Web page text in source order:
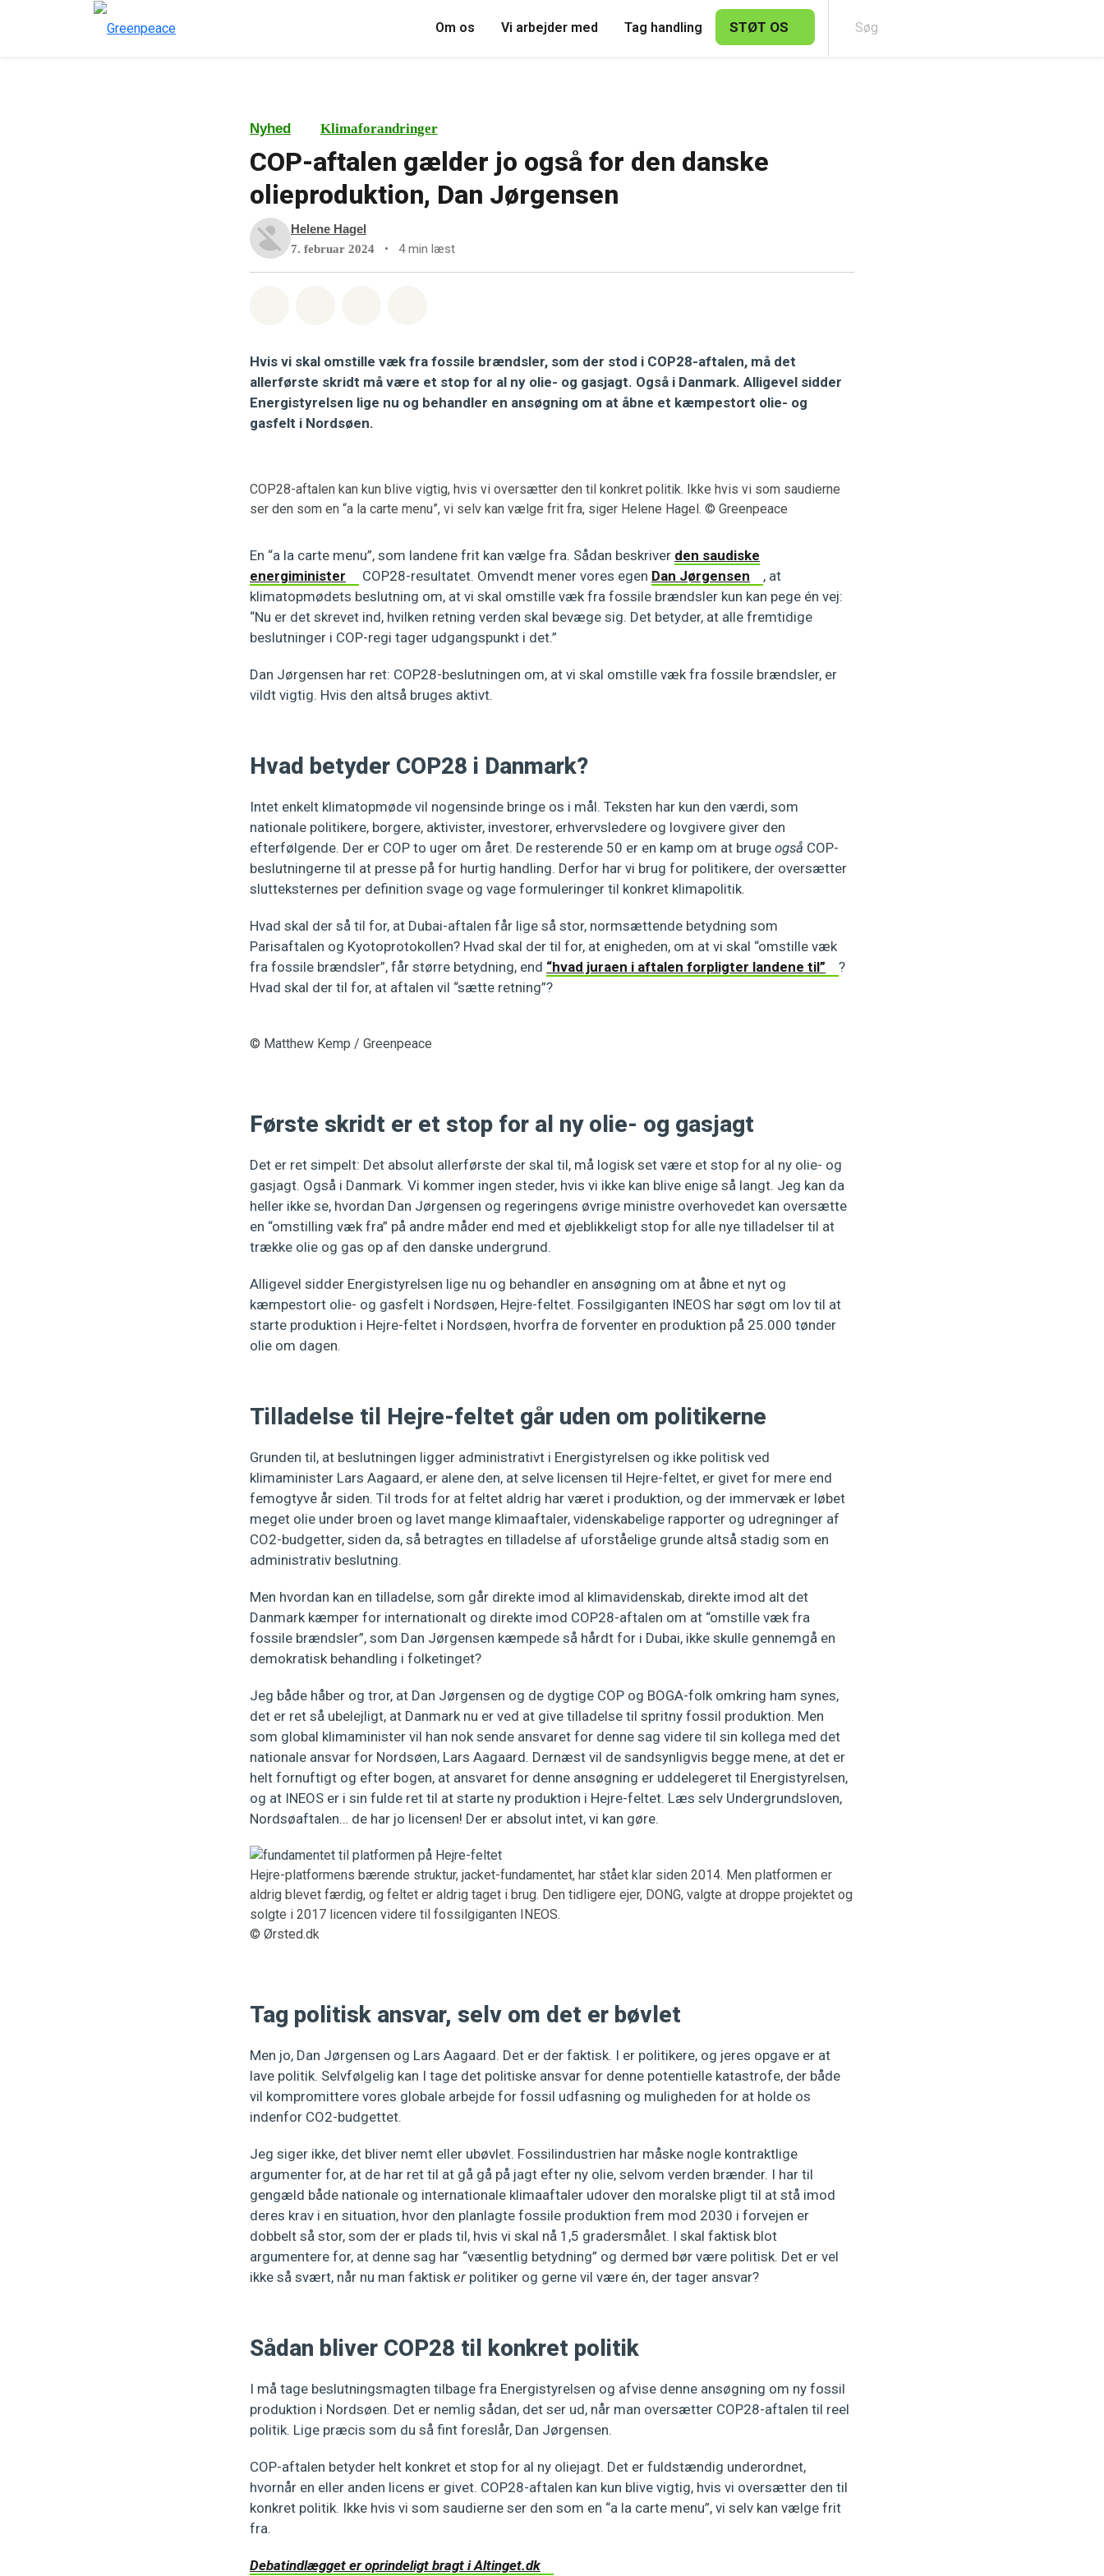
Om os Vi arbejder med Tag handling STØT OS
Nyhed Klimaforandringer
COP-aftalen gælder jo også for den danske
olieproduktion, Dan Jørgensen
Helene Hagel
7. februar 2024 • 4 min læst
Hvis vi skal omstille væk fra fossile brændsler, som der stod i COP28-aftalen, må det
allerførste skridt må være et stop for al ny olie- og gasjagt. Også i Danmark. Alligevel sidder
Energistyrelsen lige nu og behandler en ansøgning om at åbne et kæmpestort olie- og
gasfelt i Nordsøen.
COP28-aftalen kan kun blive vigtig, hvis vi oversætter den til konkret politik. Ikke hvis vi som saudierne
ser den som en “a la carte menu”, vi selv kan vælge frit fra, siger Helene Hagel. © Greenpeace
En “a la carte menu”, som landene frit kan vælge fra. Sådan beskriver den saudiske
energiminister
COP28-resultatet. Omvendt mener vores egen Dan Jørgensen
, at
klimatopmødets beslutning om, at vi skal omstille væk fra fossile brændsler kun kan pege én vej:
“Nu er det skrevet ind, hvilken retning verden skal bevæge sig. Det betyder, at alle fremtidige
beslutninger i COP-regi tager udgangspunkt i det.”
Dan Jørgensen har ret: COP28-beslutningen om, at vi skal omstille væk fra fossile brændsler, er
vildt vigtig. Hvis den altså bruges aktivt.
Hvad betyder COP28 i Danmark?
Intet enkelt klimatopmøde vil nogensinde bringe os i mål. Teksten har kun den værdi, som
nationale politikere, borgere, aktivister, investorer, erhvervsledere og lovgivere giver den
efterfølgende. Der er COP to uger om året. De resterende 50 er en kamp om at bruge også COP-
beslutningerne til at presse på for hurtig handling. Derfor har vi brug for politikere, der oversætter
slutteksternes per definition svage og vage formuleringer til konkret klimapolitik.
Hvad skal der så til for, at Dubai-aftalen får lige så stor, normsættende betydning som
Parisaftalen og Kyotoprotokollen? Hvad skal der til for, at enigheden, om at vi skal “omstille væk
fra fossile brændsler”, får større betydning, end “hvad juraen i aftalen forpligter landene til”
?
Hvad skal der til for, at aftalen vil “sætte retning”?
© Matthew Kemp / Greenpeace
Første skridt er et stop for al ny olie- og gasjagt
Det er ret simpelt: Det absolut allerførste der skal til, må logisk set være et stop for al ny olie- og
gasjagt. Også i Danmark. Vi kommer ingen steder, hvis vi ikke kan blive enige så langt. Jeg kan da
heller ikke se, hvordan Dan Jørgensen og regeringens øvrige ministre overhovedet kan oversætte
en “omstilling væk fra” på andre måder end med et øjeblikkeligt stop for alle nye tilladelser til at
trække olie og gas op af den danske undergrund.
Alligevel sidder Energistyrelsen lige nu og behandler en ansøgning om at åbne et nyt og
kæmpestort olie- og gasfelt i Nordsøen, Hejre-feltet. Fossilgiganten INEOS har søgt om lov til at
starte produktion i Hejre-feltet i Nordsøen, hvorfra de forventer en produktion på 25.000 tønder
olie om dagen.
Tilladelse til Hejre-feltet går uden om politikerne
Grunden til, at beslutningen ligger administrativt i Energistyrelsen og ikke politisk ved
klimaminister Lars Aagaard, er alene den, at selve licensen til Hejre-feltet, er givet for mere end
femogtyve år siden. Til trods for at feltet aldrig har været i produktion, og der immervæk er løbet
meget olie under broen og lavet mange klimaaftaler, videnskabelige rapporter og udregninger af
CO2-budgetter, siden da, så betragtes en tilladelse af uforståelige grunde altså stadig som en
administrativ beslutning.
Men hvordan kan en tilladelse, som går direkte imod al klimavidenskab, direkte imod alt det
Danmark kæmper for internationalt og direkte imod COP28-aftalen om at “omstille væk fra
fossile brændsler”, som Dan Jørgensen kæmpede så hårdt for i Dubai, ikke skulle gennemgå en
demokratisk behandling i folketinget?
Jeg både håber og tror, at Dan Jørgensen og de dygtige COP og BOGA-folk omkring ham synes,
det er ret så ubelejligt, at Danmark nu er ved at give tilladelse til spritny fossil produktion. Men
som global klimaminister vil han nok sende ansvaret for denne sag videre til sin kollega med det
nationale ansvar for Nordsøen, Lars Aagaard. Dernæst vil de sandsynligvis begge mene, at det er
helt fornuftigt og efter bogen, at ansvaret for denne ansøgning er uddelegeret til Energistyrelsen,
og at INEOS er i sin fulde ret til at starte ny produktion i Hejre-feltet. Læs selv Undergrundsloven,
Nordsøaftalen… de har jo licensen! Der er absolut intet, vi kan gøre.
Hejre-platformens bærende struktur, jacket-fundamentet, har stået klar siden 2014. Men platformen er
aldrig blevet færdig, og feltet er aldrig taget i brug. Den tidligere ejer, DONG, valgte at droppe projektet og
solgte i 2017 licencen videre til fossilgiganten INEOS.
© Ørsted.dk
Tag politisk ansvar, selv om det er bøvlet
Men jo, Dan Jørgensen og Lars Aagaard. Det er der faktisk. I er politikere, og jeres opgave er at
lave politik. Selvfølgelig kan I tage det politiske ansvar for denne potentielle katastrofe, der både
vil kompromittere vores globale arbejde for fossil udfasning og muligheden for at holde os
indenfor CO2-budgettet.
Jeg siger ikke, det bliver nemt eller ubøvlet. Fossilindustrien har måske nogle kontraktlige
argumenter for, at de har ret til at gå gå på jagt efter ny olie, selvom verden brænder. I har til
gengæld både nationale og internationale klimaaftaler udover den moralske pligt til at stå imod
deres krav i en situation, hvor den planlagte fossile produktion frem mod 2030 i forvejen er
dobbelt så stor, som der er plads til, hvis vi skal nå 1,5 gradersmålet. I skal faktisk blot
argumentere for, at denne sag har “væsentlig betydning” og dermed bør være politisk. Det er vel
ikke så svært, når nu man faktisk er politiker og gerne vil være én, der tager ansvar?
Sådan bliver COP28 til konkret politik
I må tage beslutningsmagten tilbage fra Energistyrelsen og afvise denne ansøgning om ny fossil
produktion i Nordsøen. Det er nemlig sådan, det ser ud, når man oversætter COP28-aftalen til reel
politik. Lige præcis som du så fint foreslår, Dan Jørgensen.
COP-aftalen betyder helt konkret et stop for al ny oliejagt. Det er fuldstændig underordnet,
hvornår en eller anden licens er givet. COP28-aftalen kan kun blive vigtig, hvis vi oversætter den til
konkret politik. Ikke hvis vi som saudierne ser den som en “a la carte menu”, vi selv kan vælge frit
fra.
Debatindlægget er oprindeligt bragt i Altinget.dk